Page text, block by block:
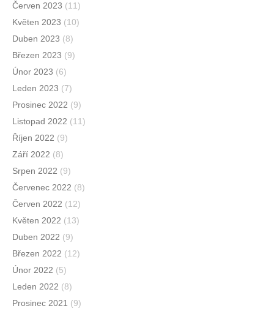
Červen 2023 (11)
Květen 2023 (10)
Duben 2023 (8)
Březen 2023 (9)
Únor 2023 (6)
Leden 2023 (7)
Prosinec 2022 (9)
Listopad 2022 (11)
Říjen 2022 (9)
Září 2022 (8)
Srpen 2022 (9)
Červenec 2022 (8)
Červen 2022 (12)
Květen 2022 (13)
Duben 2022 (9)
Březen 2022 (12)
Únor 2022 (5)
Leden 2022 (8)
Prosinec 2021 (9)